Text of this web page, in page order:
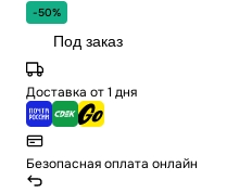
-50%
Под заказ
Доставка от 1 дня
Безопасная оплата онлайн